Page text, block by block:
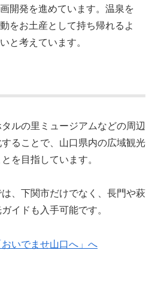
開発を進めています。温泉を
をお土産として持ち帰れるよ
と考えています。
ルの里ミュージアムなどの周辺
ることで、山口県内の広域観光
を目指しています。
、下関市だけでなく、長門や萩
イドも入手可能です。
いでませ山口へ」へ